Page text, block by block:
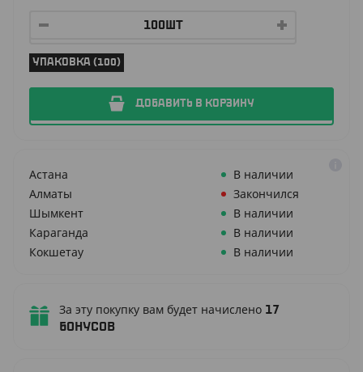
УПАКОВКА (100)
ДОБАВИТЬ В КОРЗИНУ
Астана
В наличии
Алматы
Закончился
Шымкент
В наличии
Караганда
В наличии
Кокшетау
В наличии
За эту покупку вам будет начислено 17
бонусов